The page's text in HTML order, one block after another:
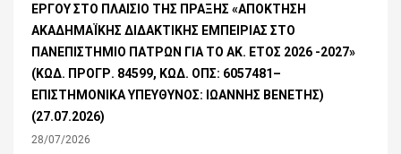
ΕΡΓΟΥ ΣΤΟ ΠΛΑΙΣΙΟ ΤΗΣ ΠΡΑΞΗΣ «ΑΠΟΚΤΗΣΗ
ΑΚΑΔΗΜΑΪΚΗΣ ΔΙΔΑΚΤΙΚΗΣ ΕΜΠΕΙΡΙΑΣ ΣΤΟ
ΠΑΝΕΠΙΣΤΗΜΙΟ ΠΑΤΡΩΝ ΓΙΑ ΤΟ ΑΚ. ΕΤΟΣ 2026 -2027»
(ΚΩΔ. ΠΡΟΓΡ. 84599, ΚΩΔ. ΟΠΣ: 6057481–
ΕΠΙΣΤΗΜΟΝΙΚΑ ΥΠΕΥΘΥΝΟΣ: ΙΩΑΝΝΗΣ ΒΕΝΕΤΗΣ)
(27.07.2026)
28/07/2026